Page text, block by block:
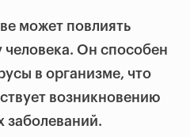
может повлиять
Он способен
в организме, что
возникновению
заболеваний.